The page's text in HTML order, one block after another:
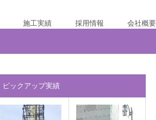
施工実績 採用情報 会社概要
ピックアップ実績